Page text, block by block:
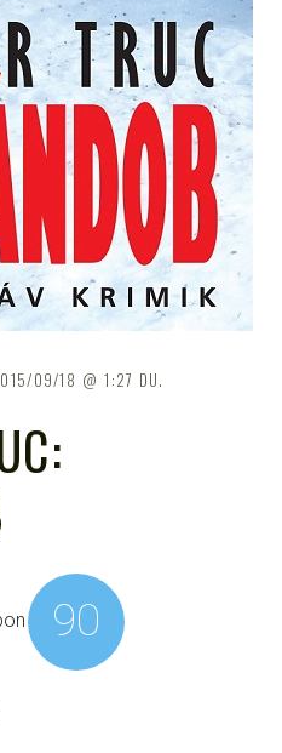
09/18 1:27 DU.
90